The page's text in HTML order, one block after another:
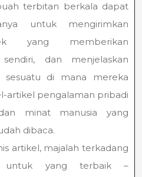
terbitan berkala dapat
untuk mengirimkan
yang memberikan
dan menjelaskan
sesuatu di mana mereka
artikel pengalaman pribadi
minat manusia yang
dibaca.
artikel, majalah terkadang
untuk yang terbaik –